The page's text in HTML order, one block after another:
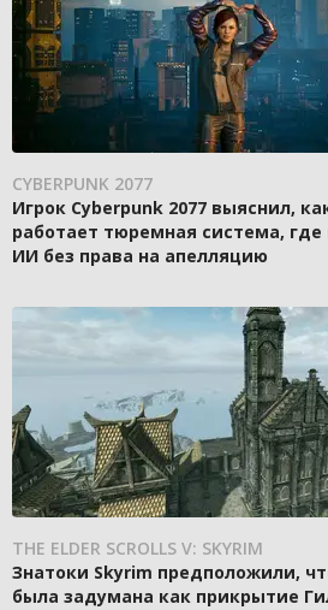
CYBERPUNK 2077
Игрок Cyberpunk 2077 выяснил,
работает тюремная система,
ИИ без права на апелляцию
THE ELDER SCROLLS V: SKYRIM
Знатоки Skyrim предположили,
была задумана как прикрытие